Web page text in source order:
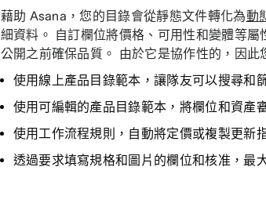
藉助 Asana，您的目錄會從靜態文件轉化為動
細資料。 自訂欄位將價格、可用性和變體等
公開之前確保品質。 由於它是協作性的，因此
使用線上產品目錄範本，讓隊友可以搜尋和
使用可編輯的產品目錄範本，將欄位和資產
使用工作流程規則，自動將定價或複製更新
透過要求填寫規格和圖片的欄位和核准，最